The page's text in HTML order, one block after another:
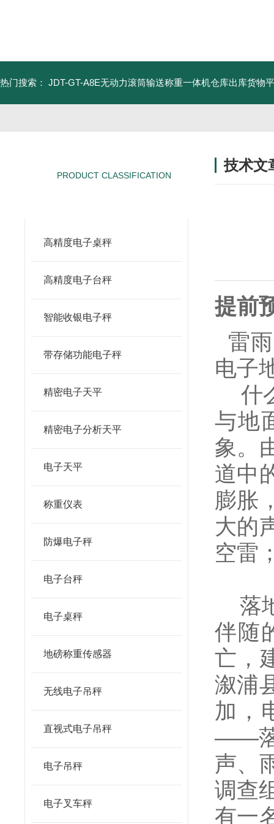
热门搜索： JDT-GT-A8E无动力滚筒输送称重一体机仓库出库货物
PRODUCT CLASSIFICATION
高精度电子桌秤
高精度电子台秤
智能收银电子秤
带存储功能电子秤
精密电子天平
精密电子分析天平
电子天平
称重仪表
防爆电子秤
电子台秤
电子桌秤
地磅称重传感器
无线电子吊秤
直视式电子吊秤
电子吊秤
电子叉车秤
技术文
提前
雷
电子
什
与地
象。
道中
膨胀
大的
空雷
落
伴随
亡，
溆浦
加，
——落
声、
调查
有一